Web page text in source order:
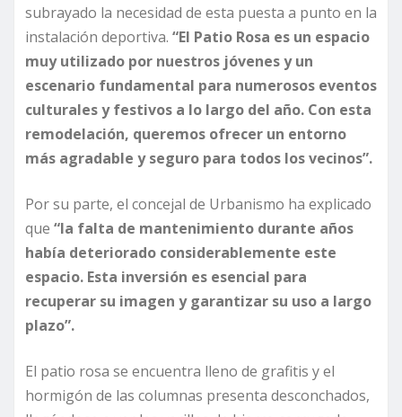
subrayado la necesidad de esta puesta a punto en la
instalación deportiva. “El Patio Rosa es un espacio
muy utilizado por nuestros jóvenes y un
escenario fundamental para numerosos eventos
culturales y festivos a lo largo del año. Con esta
remodelación, queremos ofrecer un entorno
más agradable y seguro para todos los vecinos”.
Por su parte, el concejal de Urbanismo ha explicado
que “la falta de mantenimiento durante años
había deteriorado considerablemente este
espacio. Esta inversión es esencial para
recuperar su imagen y garantizar su uso a largo
plazo”.
El patio rosa se encuentra lleno de grafitis y el
hormigón de las columnas presenta desconchados,